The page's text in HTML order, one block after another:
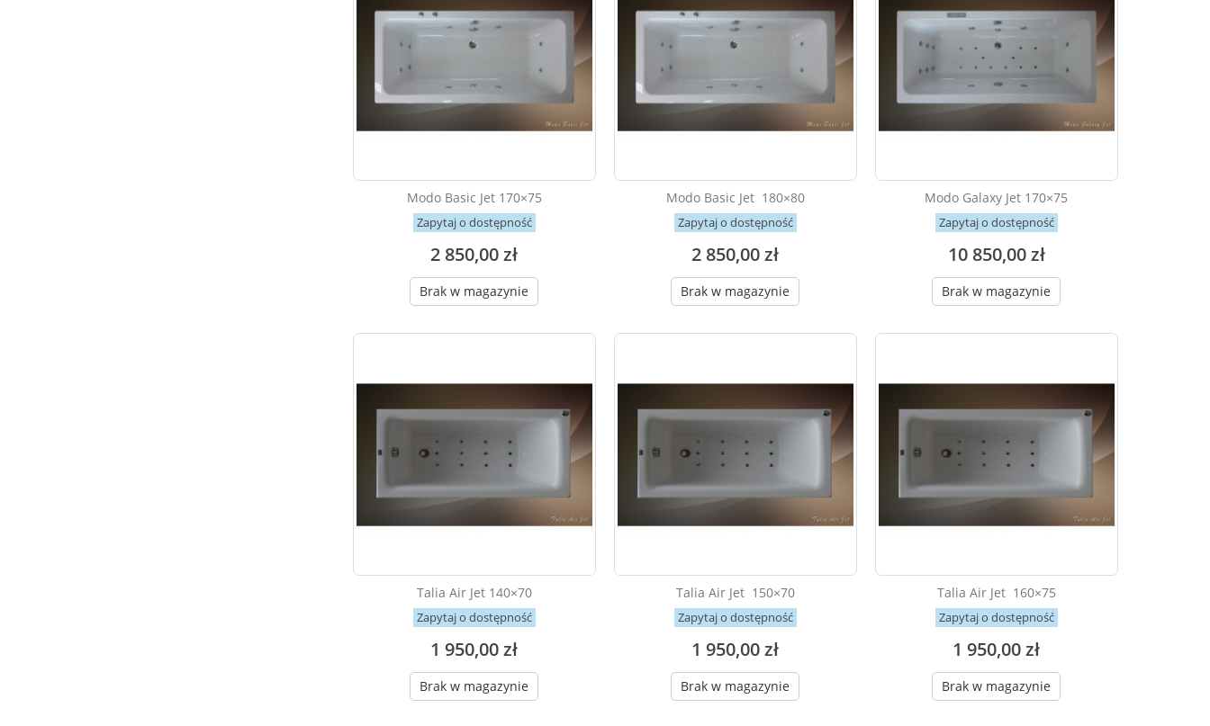
Modo Basic Jet 170×75
Zapytaj o dostępność
2 850,00 zł
Brak w magazynie
Modo Basic Jet 180×80
Zapytaj o dostępność
2 850,00 zł
Brak w magazynie
Modo Galaxy Jet 170×75
Zapytaj o dostępność
10 850,00 zł
Brak w magazynie
Talia Air Jet 140×70
Zapytaj o dostępność
1 950,00 zł
Brak w magazynie
Talia Air Jet 150×70
Zapytaj o dostępność
1 950,00 zł
Brak w magazynie
Talia Air Jet 160×75
Zapytaj o dostępność
1 950,00 zł
Brak w magazynie